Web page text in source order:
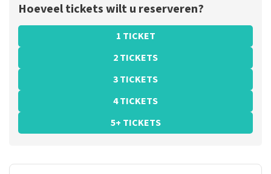
Hoeveel tickets wilt u reserveren?
1 TICKET
2 TICKETS
3 TICKETS
4 TICKETS
5+ TICKETS